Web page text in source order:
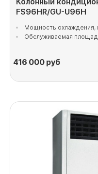
FS96HR/GU-U96H
Мощность охлаждения,
Обслуживаемая
416 000руб